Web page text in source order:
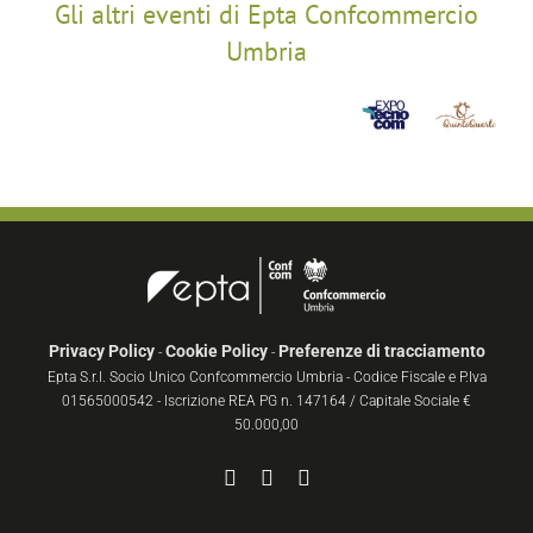
Gli altri eventi di Epta Confcommercio
Umbria
Privacy Policy- Cookie Policy- Preferenze di tracciamento
Epta S.r.l. Socio Unico Confcommercio Umbria - Codice Fiscale e P.Iva
01565000542 - Iscrizione REA PG n. 147164 / Capitale Sociale €
50.000,00
FacebookYouTube